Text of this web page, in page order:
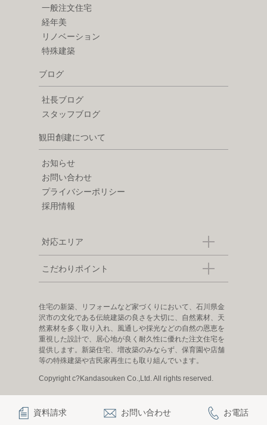
一般注文住宅
経年美
リノベーション
特殊建築
ブログ
社長ブログ
スタッフブログ
観田創建について
お知らせ
お問い合わせ
プライバシーポリシー
採用情報
対応エリア
こだわりポイント
住宅の新築、リフォームなど家づくりにおいて、石川県金
沢市の文化である伝統建築の良さを大切に、自然素材、天
然素材を多く取り入れ、風通しや採光などの自然の恩恵を
重視した設計で、居心地が良く耐久性に優れた注文住宅を
提供します。新築住宅、増改築のみならず、保育園や店舗
等の特殊建築や古民家再生にも取り組んでいます。
Copyright c?Kandasouken Co.,Ltd. All rights reserved.
資料請求 お問い合わせ お電話